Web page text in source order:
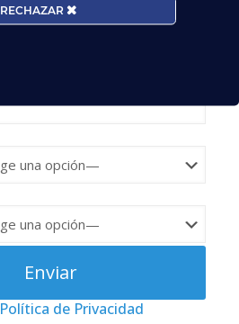
Política de Privacidad
RECHAZAR